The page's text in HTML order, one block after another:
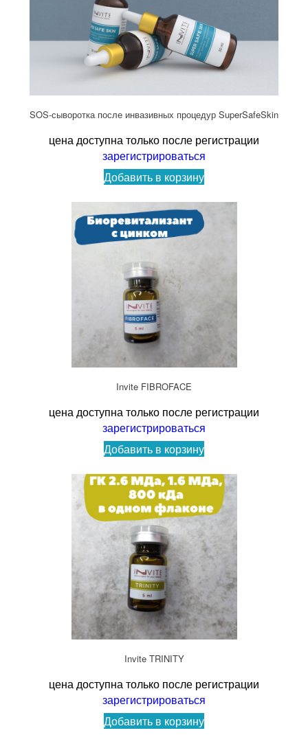
SOS-сыворотка после инвазивных процедур SuperSafeSkin
цена доступна только после регистрации
зарегистрироваться
Добавить в корзину
Invite FIBROFACE
цена доступна только после регистрации
зарегистрироваться
Добавить в корзину
Invite TRINITY
цена доступна только после регистрации
зарегистрироваться
Добавить в корзину